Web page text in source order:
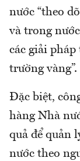
nước “theo
và trong
các giải
trường vàng”.
Đặc biệt,
hàng Nhà
quả để quản
nước theo